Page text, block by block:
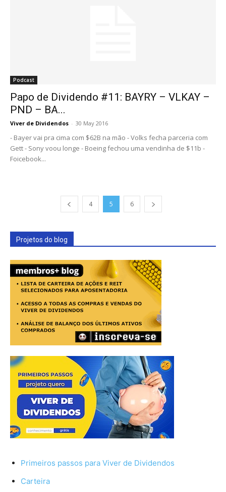
Podcast
Papo de Dividendo #11: BAYRY – VLKAY –
PND – BA...
Viver de Dividendos - 30 May 2016
- Bayer vai pra cima com $62B na mão - Volks fecha parceria com
Gett - Sony voou longe - Boeing fechou uma vendinha de $11b -
Foicebook...
4 5 6
Projetos do blog
Primeiros passos para Viver de Dividendos
Carteira